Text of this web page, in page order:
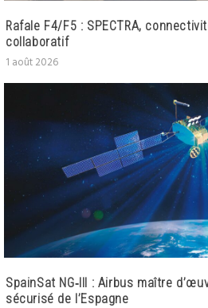
Rafale F4/F5 : SPECTRA,
collaboratif
1 août 2026
SpainSat NG‑III : Airbus maître
sécurisé de l’Espagne